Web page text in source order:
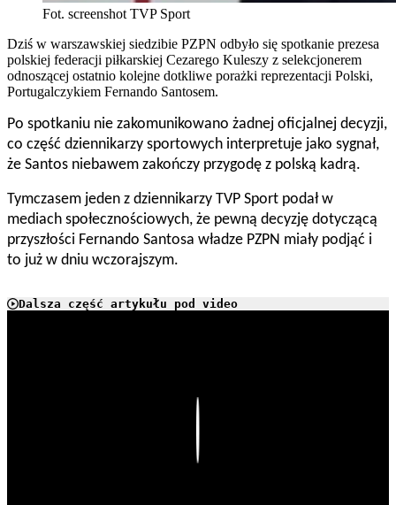
Fot. screenshot TVP Sport
Dziś w warszawskiej siedzibie PZPN odbyło się spotkanie prezesa
polskiej federacji piłkarskiej Cezarego Kuleszy z selekcjonerem
odnoszącej ostatnio kolejne dotkliwe porażki reprezentacji Polski,
Portugalczykiem Fernando Santosem.
Po spotkaniu nie zakomunikowano żadnej oficjalnej decyzji,
co część dziennikarzy sportowych interpretuje jako sygnał,
że Santos niebawem zakończy przygodę z polską kadrą.
Tymczasem jeden z dziennikarzy TVP Sport podał w
mediach społecznościowych, że pewną decyzję dotyczącą
przyszłości Fernando Santosa władze PZPN miały podjąć i
to już w dniu wczorajszym.
Dalsza część artykułu pod video